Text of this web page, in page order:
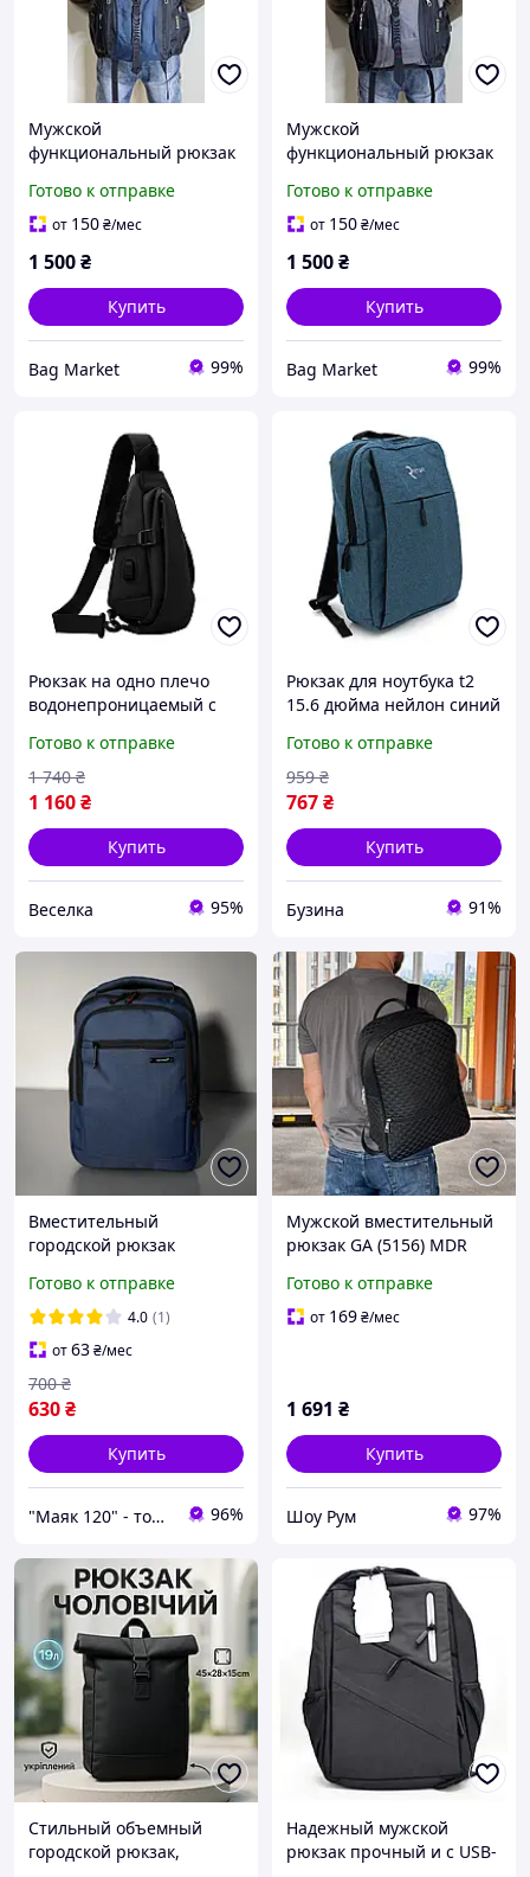
Мужской
функциональный рюкзак
Gorangd синий
Готово к отправке
от 150₴/мес
1 500₴
Купить
Bag Market 99%
Мужской
функциональный рюкзак
Gorangd серый
Готово к отправке
от 150₴/мес
1 500₴
Купить
Bag Market 99%
Рюкзак на одно плечо
водонепроницаемый с
вместительный для
активных мужчин
стильный и комфортный
SPICY
Готово к отправке
1 160₴
1 740 ₴
Купить
Веселка 95%
Рюкзак для ноутбука t2
15.6 дюйма нейлон синий
вместительный pelican
Готово к отправке
767₴
959 ₴
Купить
Бузина 91%
Вместительный
городской рюкзак
Серый, Черный)
Готово к отправке
4.0 (1)
от63₴/мес
630₴
700 ₴
Купить
"Маяк 120" - товары для дома 96%
Мужской вместительный
рюкзак GA (5156) MDR
Готово к отправке
от 169₴/мес
1 691 ₴
Купить
Шоу Рум 97%
Стильный объемный
городской рюкзак,
Надежный мужской
рюкзак прочный и с USB-